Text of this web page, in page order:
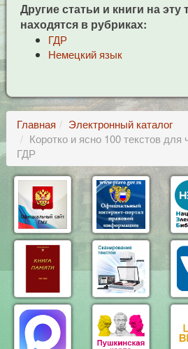
Другие статьи и книги на эту
находятся в рубриках:
ГДР
Немецкий язык
Главная
Электронный каталог
Коротко и ясно 100 текстов для
ГДР